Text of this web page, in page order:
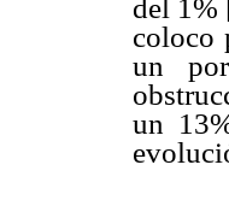
del 1%
coloco
un
un